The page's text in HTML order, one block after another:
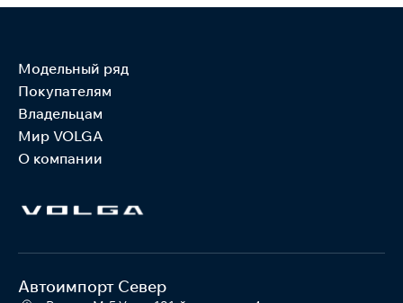
Автоимпорт Север
Модельный ряд
Покупателям
Владельцам
Мир VOLGA
О компании